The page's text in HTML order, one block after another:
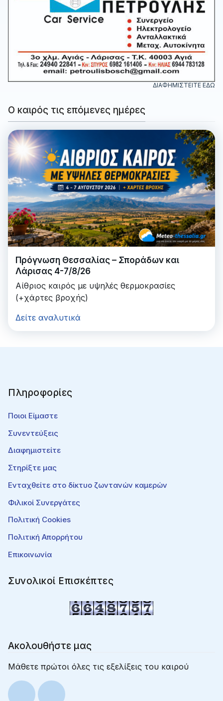
ΔΙΑΦΗΜΙΣΤΕΙΤΕ ΕΔΩ
Ο καιρός τις επόμενες ημέρες
Πρόγνωση Θεσσαλίας – Σποράδων και
Λάρισας 4-7/8/26
Αίθριος καιρός με υψηλές θερμοκρασίες
(+χάρτες βροχής)
Δείτε αναλυτικά
Πληροφορίες
Ποιοι Είμαστε
Συνεντεύξεις
Διαφημιστείτε
Στηρίξτε μας
Ενταχθείτε στο δίκτυο ζωντανών καμερών
Φιλικοί Συνεργάτες
Πολιτική Cookies
Πολιτική Απορρήτου
Επικοινωνία
Συνολικοί Επισκέπτες
Ακολουθήστε μας
Μάθετε πρώτοι όλες τις εξελίξεις του καιρού